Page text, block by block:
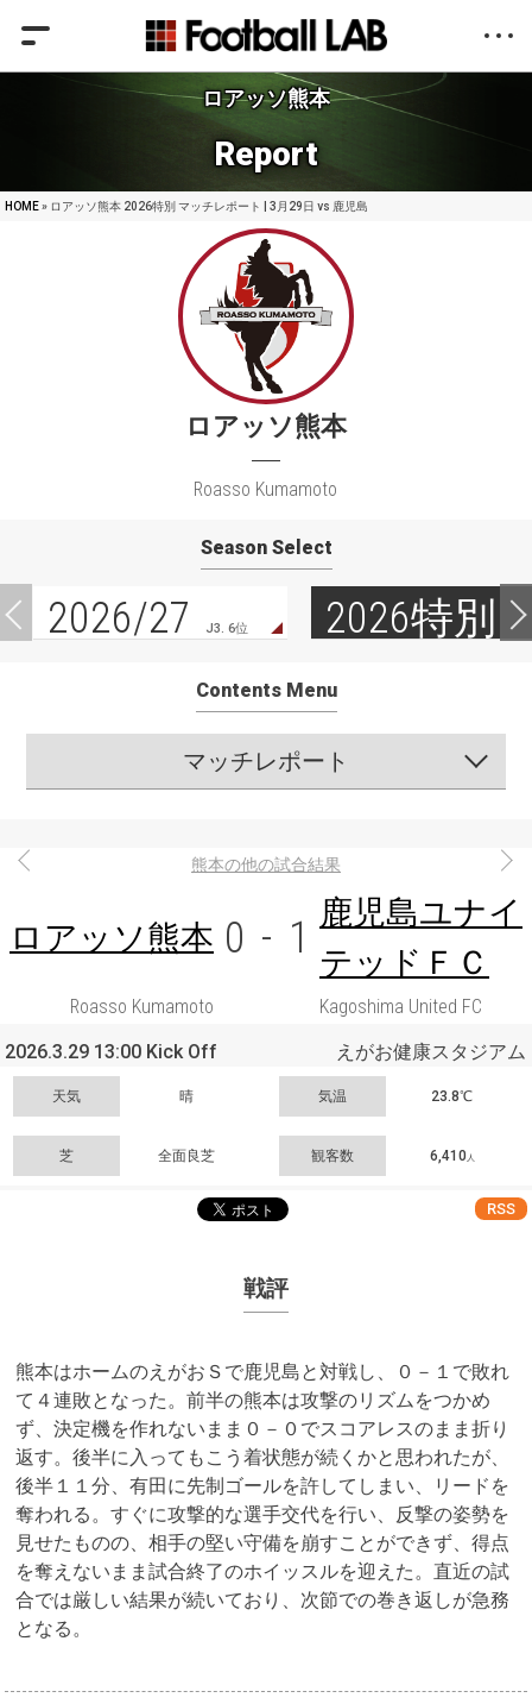
ロアッソ熊本
Report
HOME» ロアッソ熊本 2026特別 マッチレポート | 3月29日 vs 鹿児島
ロアッソ熊本
Roasso Kumamoto
Season Select
2026/27 J3. 6位 2026特別
Contents Menu
マッチレポート
熊本の他の試合結果
ロアッソ熊本 0 - 1
鹿児島ユナイ
テッドＦＣ
Roasso Kumamoto
Kagoshima United FC
2026.3.29 13:00 Kick Off
えがお健康スタジアム
天気 晴 気温 23.8℃
芝 全面良芝 観客数 6,410 人
RSS
戦評
熊本はホームのえがおＳで鹿児島と対戦し、０－１で敗れ
て４連敗となった。前半の熊本は攻撃のリズムをつかめ
ず、決定機を作れないまま０－０でスコアレスのまま折り
返す。後半に入ってもこう着状態が続くかと思われたが、
後半１１分、有田に先制ゴールを許してしまい、リードを
奪われる。すぐに攻撃的な選手交代を行い、反撃の姿勢を
見せたものの、相手の堅い守備を崩すことができず、得点
を奪えないまま試合終了のホイッスルを迎えた。直近の試
合では厳しい結果が続いており、次節での巻き返しが急務
となる。